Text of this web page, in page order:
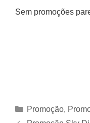
Sem promoções
Categorias
Promoção,